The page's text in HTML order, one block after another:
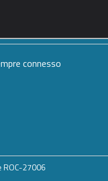
connesso
27006